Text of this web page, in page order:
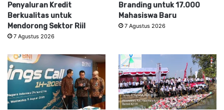
Penyaluran Kredit
Berkualitas untuk
Mendorong Sektor Riil
7 Agustus 2026
Branding untuk 17.000
Mahasiswa Baru
7 Agustus 2026